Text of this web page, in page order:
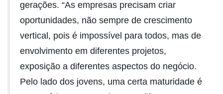
gerações. “As empresas precisam criar
oportunidades, não sempre de crescimento
vertical, pois é impossível para todos, mas de
envolvimento em diferentes projetos,
exposição a diferentes aspectos do negócio.
Pelo lado dos jovens, uma certa maturidade é